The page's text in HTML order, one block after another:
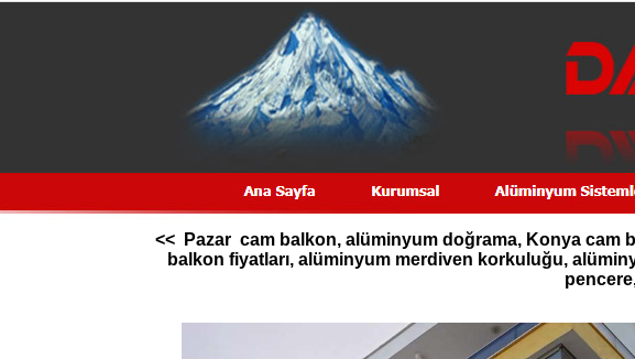
<< Pazar cam balkon, alüminyum doğrama, Konya cam
balkon fiyatları, alüminyum merdiven korkuluğu,